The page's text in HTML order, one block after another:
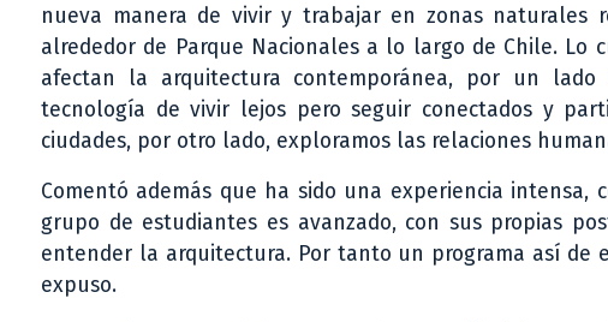
nueva manera de vivir y trabajar en zonas naturales
alrededor de Parque Nacionales a lo largo de Chile. Lo
afectan la arquitectura contemporánea, por un
tecnología de vivir lejos pero seguir conectados y
ciudades, por otro lado, exploramos las relaciones
Comentó además que ha sido una experiencia intensa,
grupo de estudiantes es avanzado, con sus propias
entender la arquitectura. Por tanto un programa así de
expuso.